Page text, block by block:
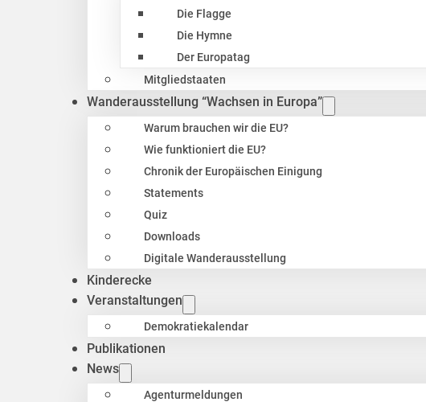
Die Flagge
Die Hymne
Der Europatag
Mitgliedstaaten
Wanderausstellung “Wachsen in Europa”
Warum brauchen wir die EU?
Wie funktioniert die EU?
Chronik der Europäischen Einigung
Statements
Quiz
Downloads
Digitale Wanderausstellung
Kinderecke
Veranstaltungen
Demokratiekalendar
Publikationen
News
Agenturmeldungen